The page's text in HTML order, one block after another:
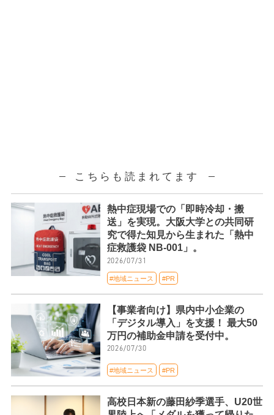
こちらも読まれてます
熱中症現場での「即時冷却・搬
送」を実現。大阪大学との共同研
究で得た知見から生まれた「熱中
症救護袋 NB-001」。
2026/07/31
#地域ニュース #PR
【事業者向け】県内中小企業の
「デジタル導入」を支援！ 最大50
万円の補助金申請を受付中。
2026/07/30
#地域ニュース #PR
高校日本新の藤田紗季選手、U20世